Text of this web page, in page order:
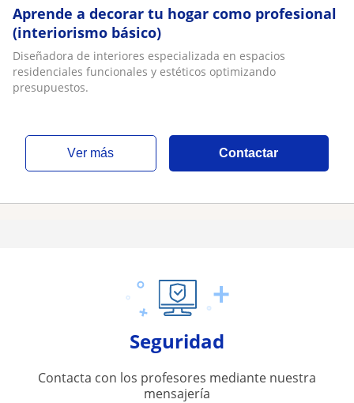
Aprende a decorar tu hogar como profesional
(interiorismo básico)
Diseñadora de interiores especializada en espacios
residenciales funcionales y estéticos optimizando
presupuestos.
ver más Contactar
Seguridad
Contacta con los profesores mediante nuestra
mensajería